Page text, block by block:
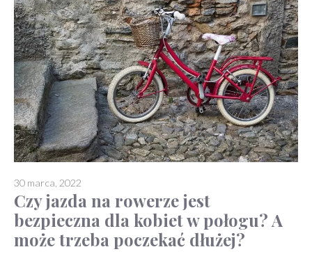
Czy jazda na rowerze jest
bezpieczna dla kobiet w połogu? A
może trzeba poczekać dłużej?
30 marca, 2022